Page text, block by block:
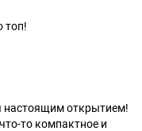
топ!
настоящим открытием!
то компактное и